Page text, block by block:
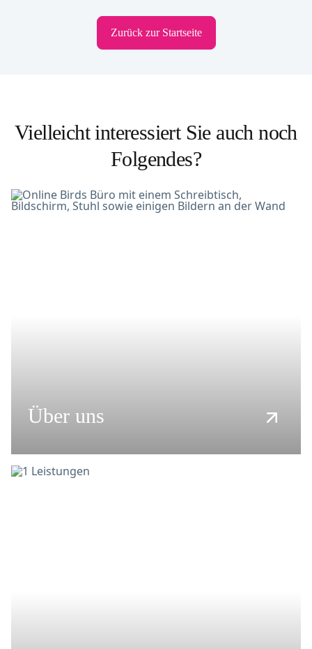
Zurück zur Startseite
Vielleicht interessiert Sie auch noch
Folgendes?
Über uns